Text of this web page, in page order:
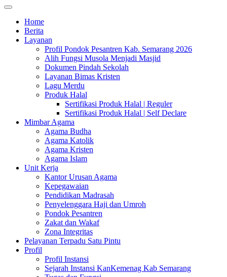
Home
Berita
Layanan
Profil Pondok Pesantren Kab. Semarang 2026
Alih Fungsi Musola Menjadi Masjid
Dokumen Pindah Sekolah
Layanan Bimas Kristen
Lagu Merdu
Produk Halal
Sertifikasi Produk Halal | Reguler
Sertifikasi Produk Halal | Self Declare
Mimbar Agama
Agama Budha
Agama Katolik
Agama Kristen
Agama Islam
Unit Kerja
Kantor Urusan Agama
Kepegawaian
Pendidikan Madrasah
Penyelenggara Haji dan Umroh
Pondok Pesantren
Zakat dan Wakaf
Zona Integritas
Pelayanan Terpadu Satu Pintu
Profil
Profil Instansi
Sejarah Instansi KanKemenag Kab Semarang